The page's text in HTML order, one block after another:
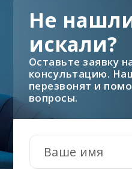
Не
искали?
Оставьте заявку
консультацию.
перезвонят и
вопросы.